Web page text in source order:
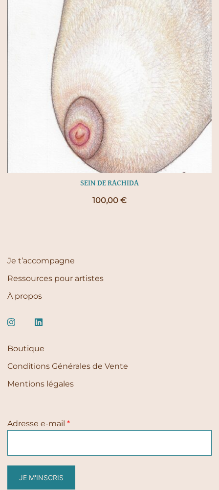
SEIN DE RACHIDA
100,00 €
Je t’accompagne
Ressources pour artistes
À propos
Boutique
Conditions Générales de Vente
Mentions légales
Adresse e-mail *
JE M'INSCRIS